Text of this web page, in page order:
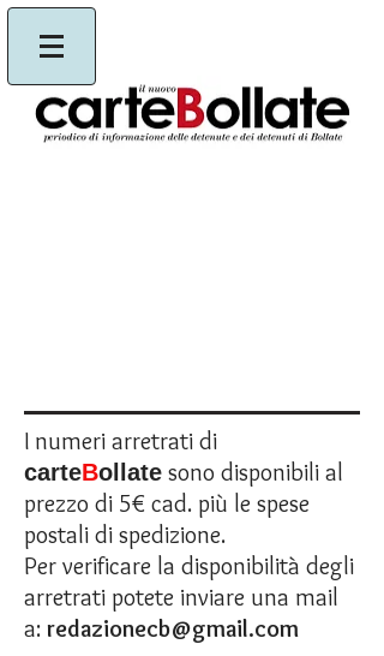
I numeri arretrati di
carteBollate sono disponibili al
prezzo di 5€ cad. più le spese
postali di spedizione.
Per verificare la disponibilità degli
arretrati potete inviare una mail
a: redazionecb@gmail.com